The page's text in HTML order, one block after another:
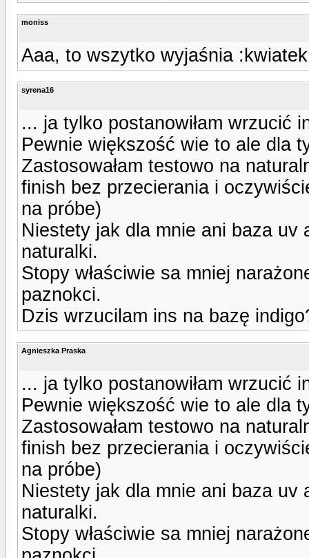
moniss
Aaa, to wszytko wyjaśnia
syrena16
... ja tylko postanowiłam wrzucić
Pewnie większość wie to ale dla
Zastosowałam testowo na
finish bez przecierania i
na próbe)
Niestety jak dla mnie ani baza uv
naturalki.
Stopy właściwie sa mniej
paznokci.
Dzis wrzucilam ins na bazę
Agnieszka Praska
... ja tylko postanowiłam wrzucić
Pewnie większość wie to ale dla
Zastosowałam testowo na
finish bez przecierania i
na próbe)
Niestety jak dla mnie ani baza uv
naturalki.
Stopy właściwie sa mniej